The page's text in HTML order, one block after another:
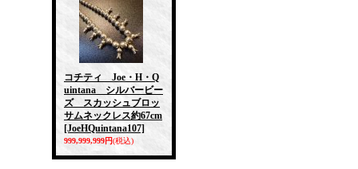
コチティ Joe・H・Q
uintana シルバービー
ズ スカッシュブロッ
サムネックレス約67cm
[JoeHQuintana107]
999,999,999円(税込)